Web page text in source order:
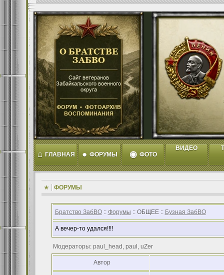
⌂ ГЛАВНАЯ ● ФОРУМЫ ◉ ФОТО
ВИДЕО
ФОРУМЫ
Братство ЗабВО:: Форумы :: ОБЩЕЕ :: Бузная ЗабВО
А вечер-то удался!!!!
Модераторы: paul_head, paul, uZer
Автор